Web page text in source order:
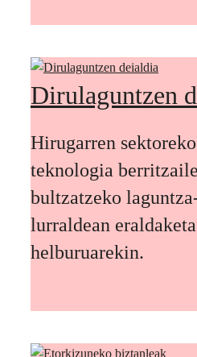
Dirulaguntzen
Hirugarren
teknologia
bultzatzeko
lurraldean
helburuarekin.